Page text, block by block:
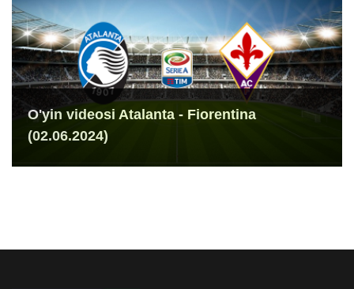
O'yin videosi Atalanta - Fiorentina
(02.06.2024)